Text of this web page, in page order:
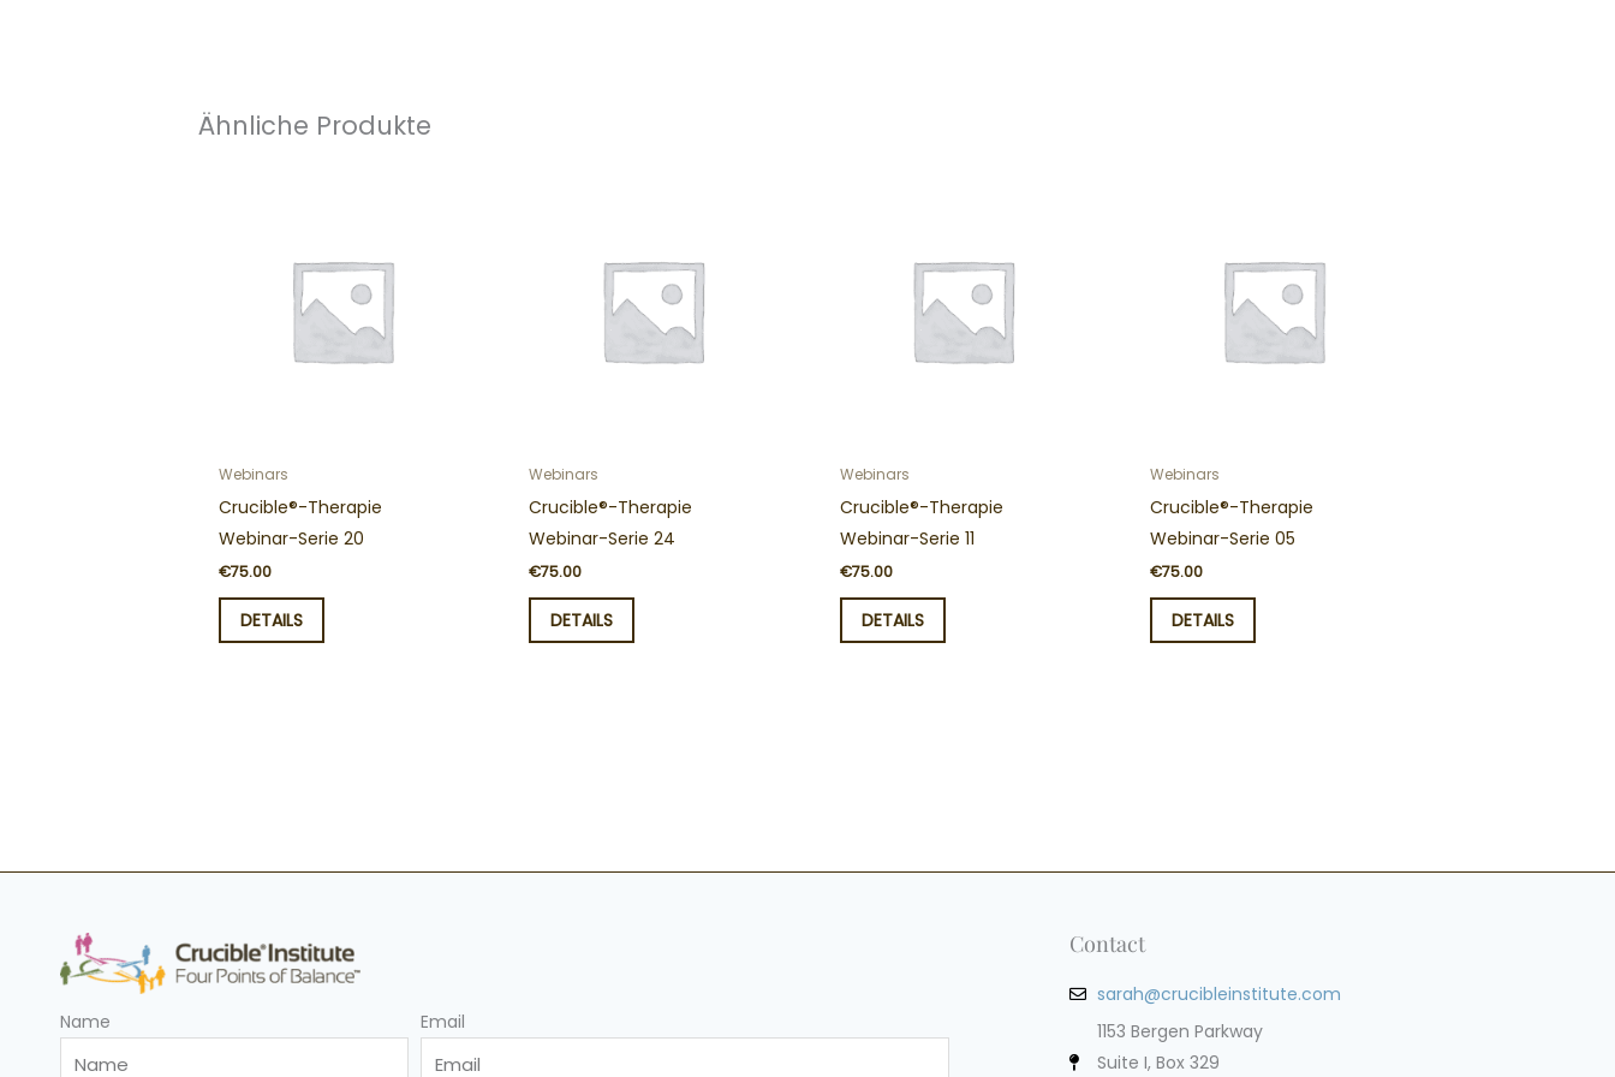
Ähnliche Produkte
Webinars
Crucible®-Therapie
Webinar-Serie 20
€75.00
DETAILS
Webinars
Crucible®-Therapie
Webinar-Serie 24
€75.00
DETAILS
Webinars
Crucible®-Therapie
Webinar-Serie 11
€75.00
DETAILS
Webinars
Crucible®-Therapie
Webinar-Serie 05
€75.00
DETAILS
Name Email
Contact
sarah@crucibleinstitute.com
1153 Bergen Parkway
Suite I, Box 329